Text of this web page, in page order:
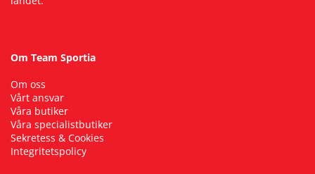
Om Team Sportia
Om oss
Vårt ansvar
Våra butiker
Våra specialistbutiker
Sekretess & Cookies
Integritetspolicy